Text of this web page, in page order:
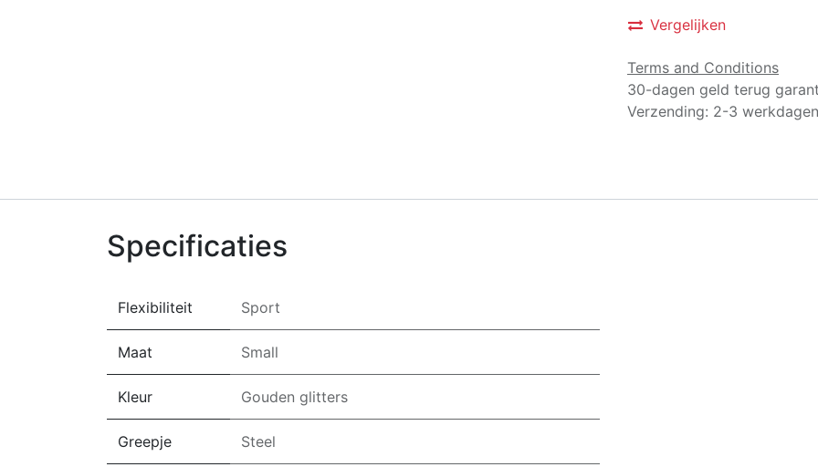
Vergelijken
Terms and Conditions
30-dagen geld terug
Verzending: 2-3 werkdagen
Specificaties
Flexibiliteit Sport
Maat Small
Kleur Gouden glitters
Greepje Steel